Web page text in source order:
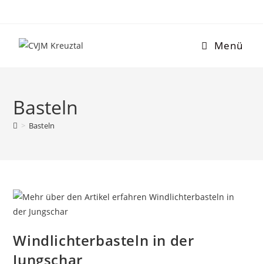
Menü
Basteln
> Basteln
Windlichterbasteln in der
Jungschar